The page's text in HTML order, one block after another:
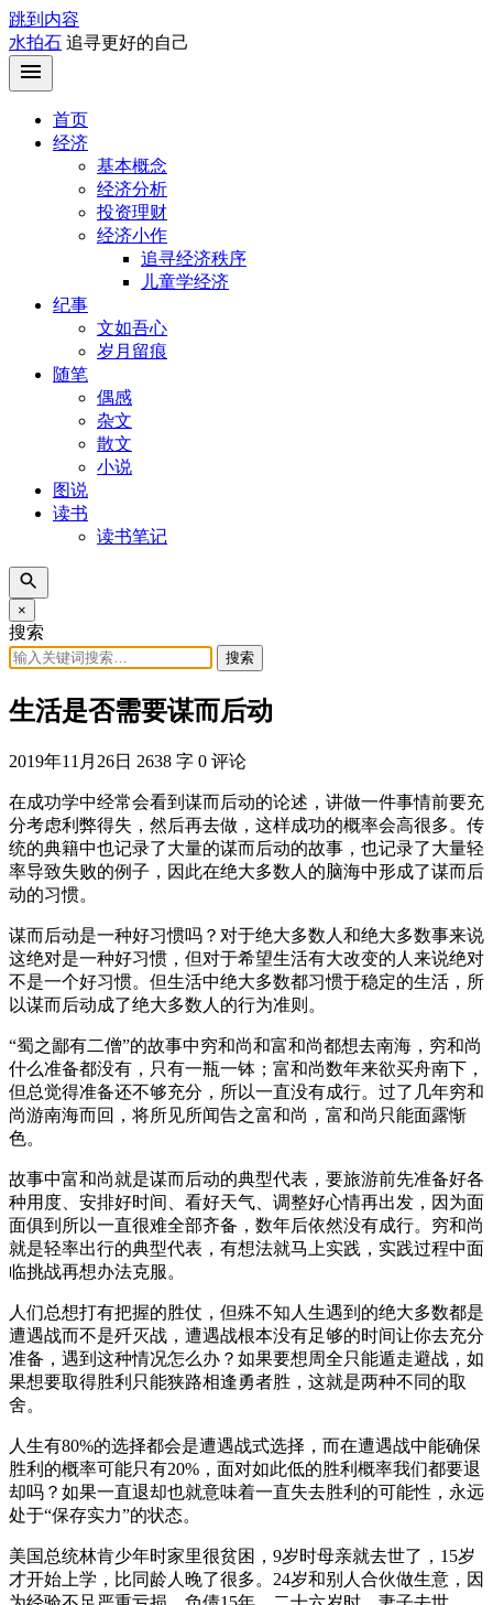
跳到内容
水拍石 追寻更好的自己
首页
经济
基本概念
经济分析
投资理财
经济小作
追寻经济秩序
儿童学经济
纪事
文如吾心
岁月留痕
随笔
偶感
杂文
散文
小说
图说
读书
读书笔记
×
搜索
搜索
生活是否需要谋而后动
2019年11月26日 2638 字 0 评论
在成功学中经常会看到谋而后动的论述，讲做一件事情前要充
分考虑利弊得失，然后再去做，这样成功的概率会高很多。传
统的典籍中也记录了大量的谋而后动的故事，也记录了大量轻
率导致失败的例子，因此在绝大多数人的脑海中形成了谋而后
动的习惯。
谋而后动是一种好习惯吗？对于绝大多数人和绝大多数事来说
这绝对是一种好习惯，但对于希望生活有大改变的人来说绝对
不是一个好习惯。但生活中绝大多数都习惯于稳定的生活，所
以谋而后动成了绝大多数人的行为准则。
“蜀之鄙有二僧”的故事中穷和尚和富和尚都想去南海，穷和尚
什么准备都没有，只有一瓶一钵；富和尚数年来欲买舟南下，
但总觉得准备还不够充分，所以一直没有成行。过了几年穷和
尚游南海而回，将所见所闻告之富和尚，富和尚只能面露惭
色。
故事中富和尚就是谋而后动的典型代表，要旅游前先准备好各
种用度、安排好时间、看好天气、调整好心情再出发，因为面
面俱到所以一直很难全部齐备，数年后依然没有成行。穷和尚
就是轻率出行的典型代表，有想法就马上实践，实践过程中面
临挑战再想办法克服。
人们总想打有把握的胜仗，但殊不知人生遇到的绝大多数都是
遭遇战而不是歼灭战，遭遇战根本没有足够的时间让你去充分
准备，遇到这种情况怎么办？如果要想周全只能遁走避战，如
果想要取得胜利只能狭路相逢勇者胜，这就是两种不同的取
舍。
人生有80%的选择都会是遭遇战式选择，而在遭遇战中能确保
胜利的概率可能只有20%，面对如此低的胜利概率我们都要退
却吗？如果一直退却也就意味着一直失去胜利的可能性，永远
处于“保存实力”的状态。
美国总统林肯少年时家里很贫困，9岁时母亲就去世了，15岁
才开始上学，比同龄人晚了很多。24岁和别人合伙做生意，因